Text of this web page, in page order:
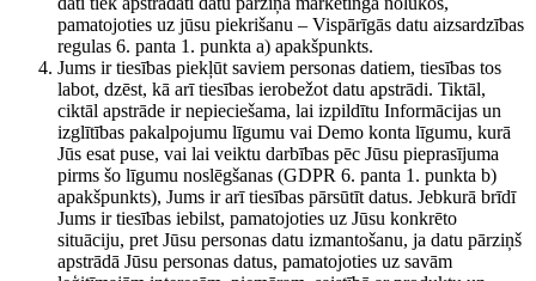
pamatojoties uz jūsu piekrišanu – Vispārīgās datu aizsardzības
regulas 6. panta 1. punkta a) apakšpunkts.
Jums ir tiesības piekļūt saviem personas datiem, tiesības tos
labot, dzēst, kā arī tiesības ierobežot datu apstrādi. Tiktāl,
ciktāl apstrāde ir nepieciešama, lai izpildītu Informācijas un
izglītības pakalpojumu līgumu vai Demo konta līgumu, kurā
Jūs esat puse, vai lai veiktu darbības pēc Jūsu pieprasījuma
pirms šo līgumu noslēgšanas (GDPR 6. panta 1. punkta b)
apakšpunkts), Jums ir arī tiesības pārsūtīt datus. Jebkurā brīdī
Jums ir tiesības iebilst, pamatojoties uz Jūsu konkrēto
situāciju, pret Jūsu personas datu izmantošanu, ja datu pārziņš
apstrādā Jūsu personas datus, pamatojoties uz savām